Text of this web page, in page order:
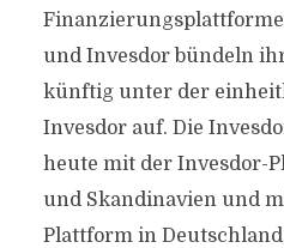
und Invesdor bündeln
künftig unter der
Invesdor auf. Die
heute mit der Invesdor-
und Skandinavien und
Plattform in